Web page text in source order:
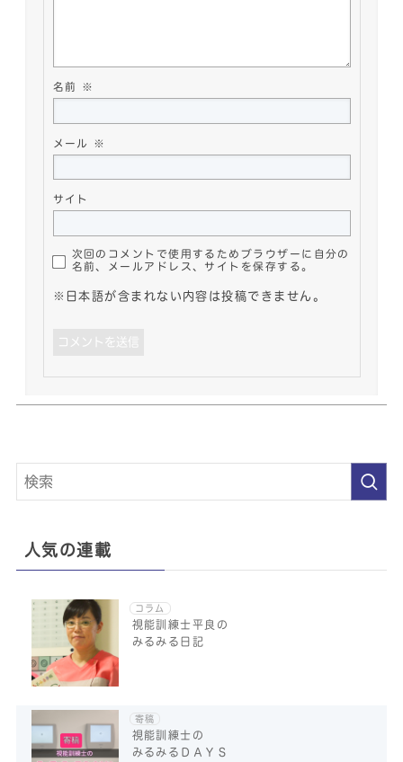
名前 ※
メール ※
サイト
次回のコメントで使用するためブラウザーに自分の
名前、メールアドレス、サイトを保存する。
※日本語が含まれない内容は投稿できません。
人気の連載
コラム
視能訓練士平良の
みるみる日記
寄稿
視能訓練士の
みるみるＤＡＹＳ